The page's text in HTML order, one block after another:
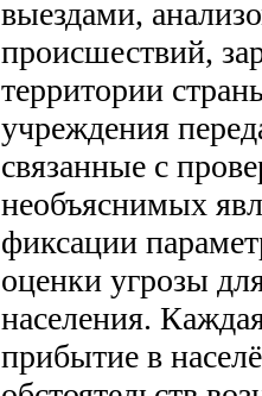
выездами,
происшествий,
территории
учреждения
связанные с
необъяснимых
фиксации
оценки угрозы
населения.
прибытие в